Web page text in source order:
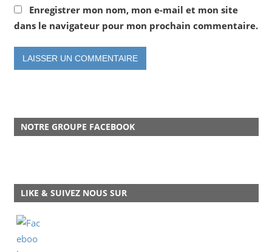
Enregistrer mon nom, mon e-mail et mon site
dans le navigateur pour mon prochain commentaire.
NOTRE GROUPE FACEBOOK
LIKE & SUIVEZ NOUS SUR